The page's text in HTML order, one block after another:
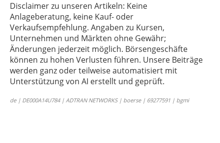
Disclaimer zu unseren Artikeln: Keine
Anlageberatung, keine Kauf- oder
Verkaufsempfehlung. Angaben zu Kursen,
Unternehmen und Märkten ohne Gewähr;
Änderungen jederzeit möglich. Börsengeschäfte
können zu hohen Verlusten führen. Unsere Beiträge
werden ganz oder teilweise automatisiert mit
Unterstützung von AI erstellt und geprüft.
de | DE000A14U784 | ADTRAN NETWORKS | boerse | 69277591 | bgmi